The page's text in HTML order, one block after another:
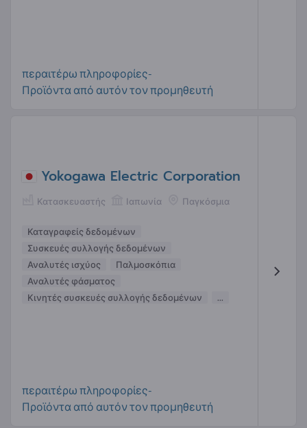
περαιτέρω πληροφορίες-
Προϊόντα από αυτόν τον προμηθευτή
Yokogawa Electric Corporation
Κατασκευαστής Ιαπωνία Παγκόσμια
Καταγραφείς δεδομένων
Συσκευές συλλογής δεδομένων
Αναλυτές ισχύος
Παλμοσκόπια
Αναλυτές φάσματος
Κινητές συσκευές συλλογής δεδομένων
...
περαιτέρω πληροφορίες-
Προϊόντα από αυτόν τον προμηθευτή